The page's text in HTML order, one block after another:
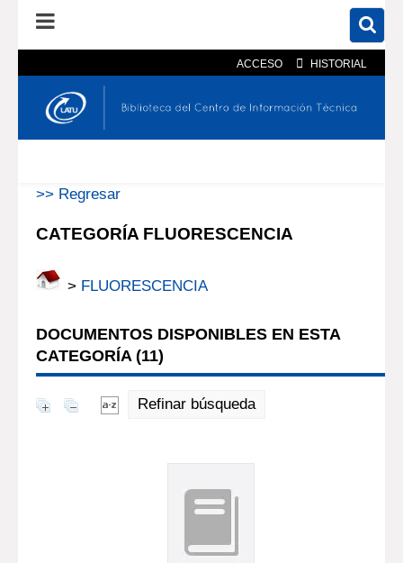
ACCESO HISTORIAL
En el catálogo En el sitio
>> Regresar
CATEGORÍA FLUORESCENCIA
> FLUORESCENCIA
DOCUMENTOS DISPONIBLES EN ESTA
CATEGORÍA (11)
Refinar búsqueda